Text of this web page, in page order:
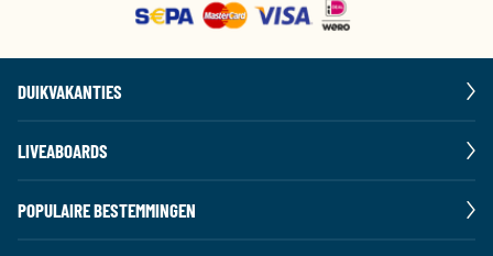
DUIKVAKANTIES
LIVEABOARDS
POPULAIRE BESTEMMINGEN